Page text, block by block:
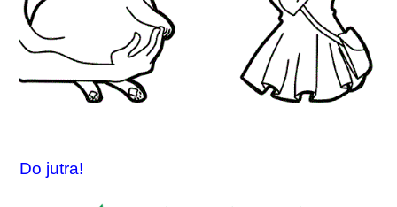
Do jutra!